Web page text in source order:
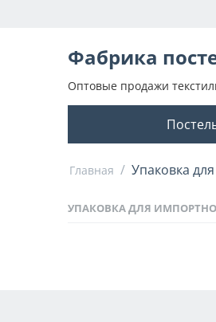
Фабрика
Оптовые продажи
Главная / Упаковка
УПАКОВКА ДЛЯ